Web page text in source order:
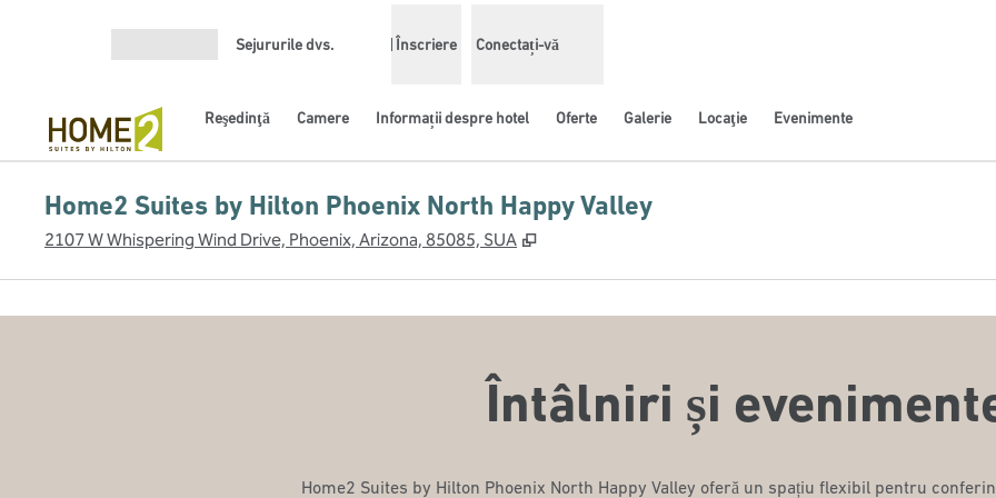
Sejururile dvs. Înscriere Conectați-vă
Reşedinţă Camere Informații despre hotel Oferte Galerie Locaţie Evenimente
Home2 Suites by Hilton Phoenix North Happy Valley
2107 W Whispering Wind Drive, Phoenix, Arizona, 85085, SUA ,
Întâlniri și
Home2 Suites by Hilton Phoenix North Happy Valley oferă un spațiu flexibil pentru